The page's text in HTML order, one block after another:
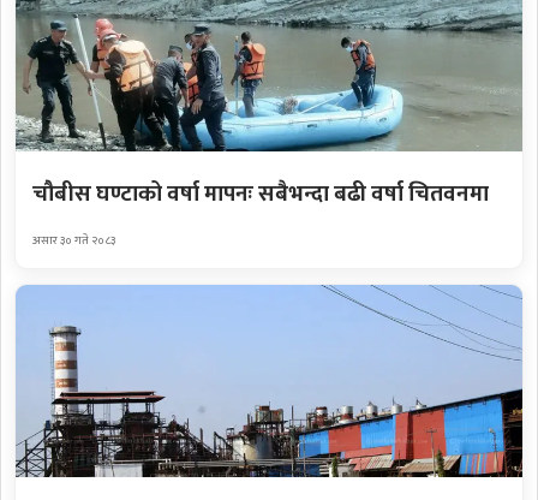
चौबीस घण्टाको वर्षा मापनः सबैभन्दा बढी वर्षा चितवनमा
असार ३० गते २०८३